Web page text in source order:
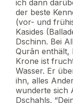
ich dann
der beste
(vor- und
Kasides
Dschinn. Bei
Qurân enthält,
Krone ist
Wasser. Er
ihn, alles
wunderte sich
Dschahls.